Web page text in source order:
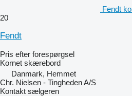
Fendt
20
Fendt
Pris efter forespørgsel
Kornet skærebord
Danmark, Hemmet
Chr. Nielsen - Tingheden A/S
Kontakt sælgeren